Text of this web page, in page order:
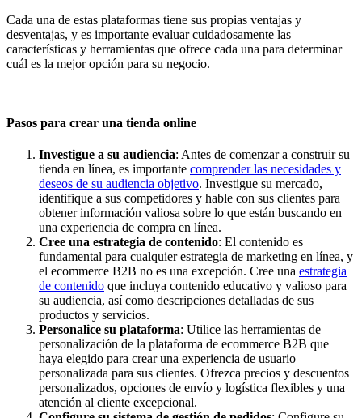
Cada una de estas plataformas tiene sus propias ventajas y
desventajas, y es importante evaluar cuidadosamente las
características y herramientas que ofrece cada una para determinar
cuál es la mejor opción para su negocio.
Pasos para crear una tienda online
Investigue a su audiencia: Antes de comenzar a construir su
tienda en línea, es importante comprender las necesidades y
deseos de su audiencia objetivo. Investigue su mercado,
identifique a sus competidores y hable con sus clientes para
obtener información valiosa sobre lo que están buscando en
una experiencia de compra en línea.
Cree una estrategia de contenido: El contenido es
fundamental para cualquier estrategia de marketing en línea, y
el ecommerce B2B no es una excepción. Cree una estrategia
de contenido que incluya contenido educativo y valioso para
su audiencia, así como descripciones detalladas de sus
productos y servicios.
Personalice su plataforma: Utilice las herramientas de
personalización de la plataforma de ecommerce B2B que
haya elegido para crear una experiencia de usuario
personalizada para sus clientes. Ofrezca precios y descuentos
personalizados, opciones de envío y logística flexibles y una
atención al cliente excepcional.